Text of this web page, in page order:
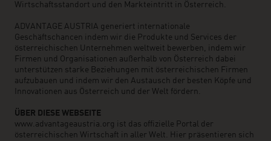
Wirtschaftsstandort und den Markteintritt in Österreich.
ADVANTAGE AUSTRIA generiert internationale
Geschäftschancen indem wir die Produkte und Services der
österreichischen Unternehmen weltweit bewerben, indem wir
Firmen und Organisationen außerhalb von Österreich dabei
unterstützen starke Beziehungen mit österreichischen Firmen
aufzubauen und indem wir den Austausch der besten Köpfe und
Innovationen aus Österreich und der Welt fördern.
ÜBER DIESE WEBSEITE
www.advantageaustria.org ist das offizielle Portal der
österreichischen Wirtschaft in aller Welt. Hier präsentieren sich